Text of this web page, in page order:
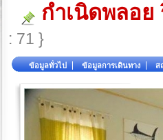
กำเนิดพลอ
: 71 }
ข้อมูลทั่วไป ข้อมูลการเดินทาง ส